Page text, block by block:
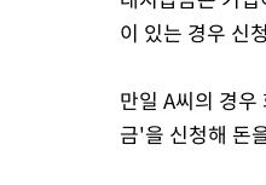
이 있는 경우 신
만일 A씨의 경
금'을 신청해 돈